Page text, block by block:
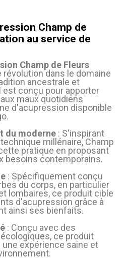
Champ de
au service de
Champ de Fleurs
dans le domaine
ancestrale et
est conçu pour apporter
maux quotidiens
d'acupression disponible
du moderne : S'inspirant
millénaire, Champ
pratique en proposant
besoins contemporains.
: Spécifiquement conçu
du corps, en particulier
lombaires, ce produit cible
d'acupression grâce à
ainsi ses bienfaits.
: Conçu avec des
ce produit
expérience saine et